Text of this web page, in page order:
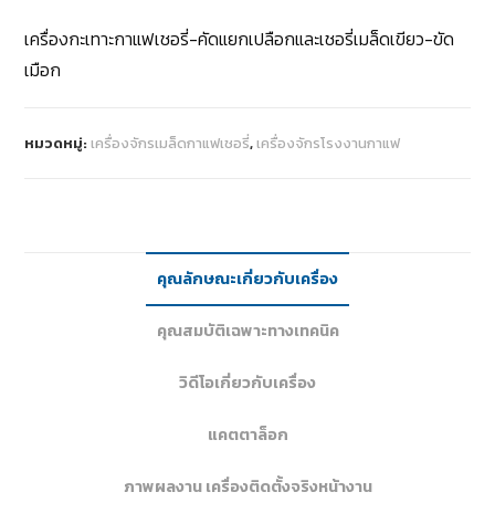
เครื่องกะเทาะกาแฟเชอรี่-คัดแยกเปลือกและเชอรี่เมล็ดเขียว-ขัด
เมือก
หมวดหมู่:เครื่องจักรเมล็ดกาแฟเชอรี่,เครื่องจักรโรงงานกาแฟ
คุณลักษณะเกี่ยวกับเครื่อง
คุณสมบัติเฉพาะทางเทคนิค
วิดีโอเกี่ยวกับเครื่อง
แคตตาล็อก
ภาพผลงาน เครื่องติดตั้งจริงหน้างาน